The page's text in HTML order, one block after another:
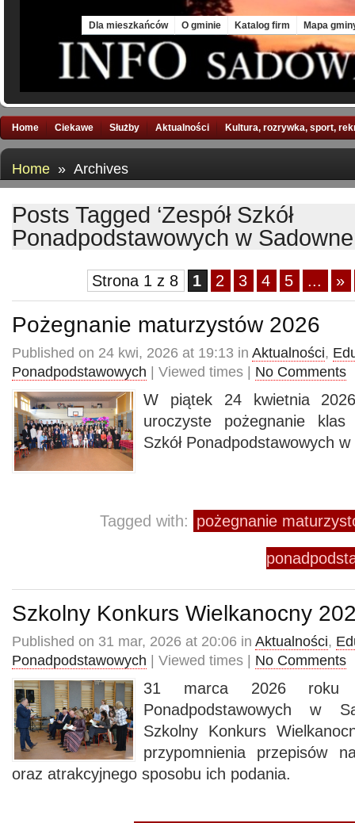
Dla mieszkańców O gminie Katalog firm Mapa
Home Ciekawe Służby Aktualności Kultura, rozrywka, sport,
Home » Archives
Posts Tagged ‘Zespół Szkół
Ponadpodstawowych w
Strona 1 z 8 1 2 3 4 5 ... »
Pożegnanie maturzystów 2026
Published on 24 kwi, 2026 at 19:13 in Aktualności,
Ponadpodstawowych | Viewed times | No Comments
W piątek 24 kwietnia
uroczyste pożegnanie klas
Szkół Ponadpodstawowych
Tagged with: pożegnanie
Szkolny Konkurs Wielkanocny
Published on 31 mar, 2026 at 20:06 in Aktualności,
Ponadpodstawowych | Viewed times | No Comments
31 marca 2026 roku
Ponadpodstawowych w
Szkolny Konkurs
przypomnienia przepisów
oraz atrakcyjnego sposobu ich podania.